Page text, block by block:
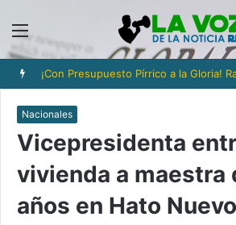
Menú
Nacionales
Vicepresidenta
vivienda a maestra
años en Hato Nuevo